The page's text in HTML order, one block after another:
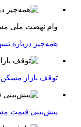
وام نهضت ملی مسکن
همه‌چیز درباره تسهیلات ۸۵۰
توقف بازار
پیش‌بینی قیمت مسکن